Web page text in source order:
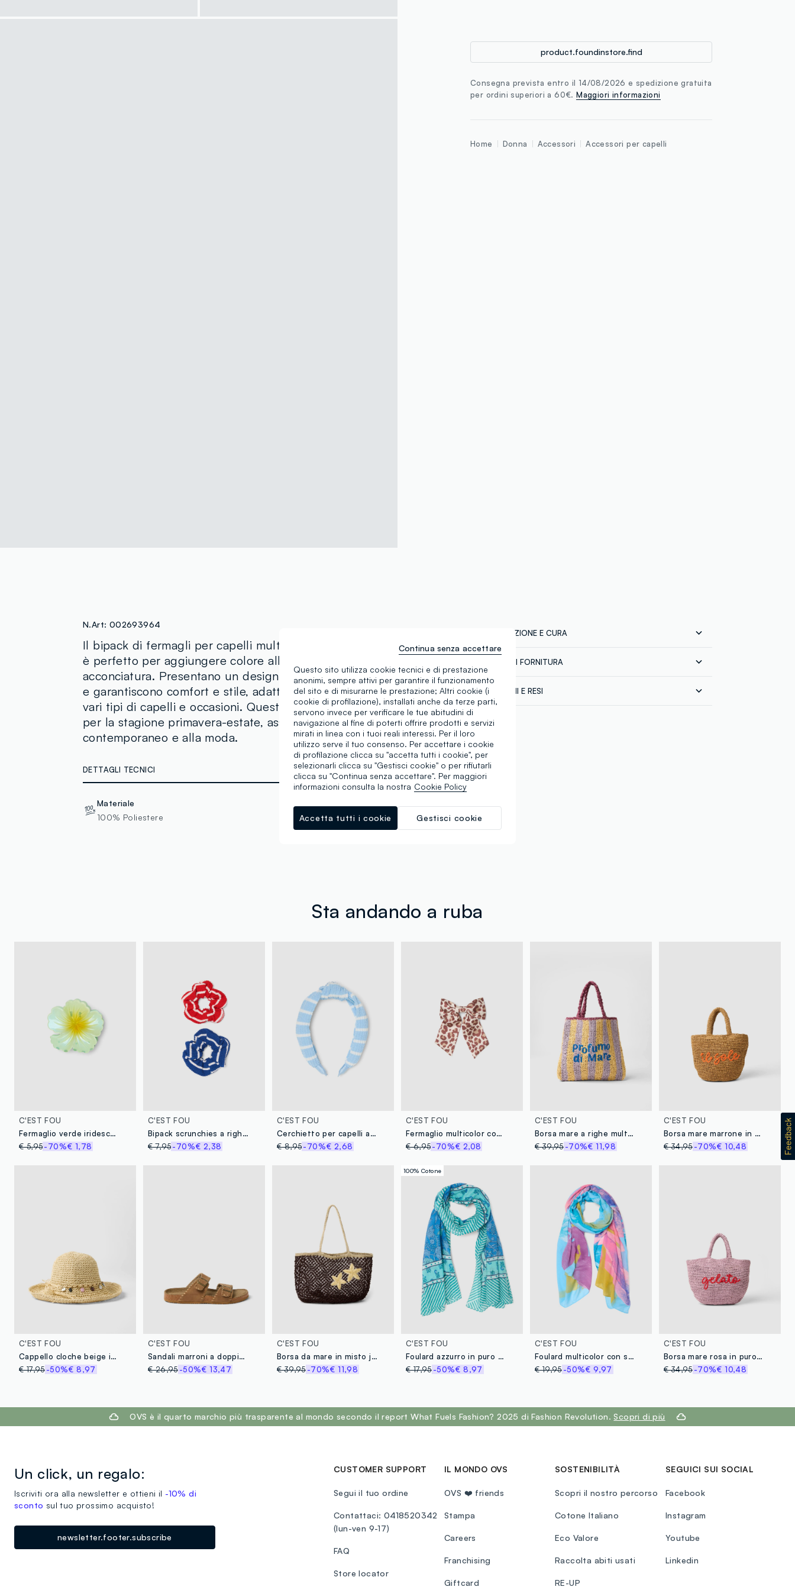
product.foundinstore.find
Consegna prevista entro il 14/08/2026 e spedizione gratuita
per ordini superiori a 60€.Maggiori informazioni
Home Donna Accessori Accessori per capelli
N.Art: 002693964
Il bipack di fermagli per capelli multicolor della linea OVS
è perfetto per aggiungere colore alla propria
acconciatura. Presentano un design semplice e versatile
e garantiscono comfort e stile, adattandosi facilmente a
vari tipi di capelli e occasioni. Questi fermagli, perfetti
per la stagione primavera-estate, assicurano uno stile
contemporaneo e alla moda.
DETTAGLI TECNICI
Materiale
100% Poliestere
COMPOSIZIONE E CURA
Composizione: 100% POLIESTERE
CATENA DI FORNITURA
Fornitore di prodotto finito
RIGHT MADE FASHION ACCESSORIES
SPEDIZIONI E RESI
€60. Restituisci gratuitamente i tuoi prodotti sia con il
tuoi prodotti in negozio, il servizio è sempre gratuito.
Sta andando a ruba
C'EST FOU
Fermaglio verde iridescente a forma a fiore
€ 5,95-70%€ 1,78
C'EST FOU
Bipack scrunchies a righe multicolor
€ 7,95-70%€ 2,38
C'EST FOU
Cerchietto per capelli a righe multicolor
€ 8,95-70%€ 2,68
C'EST FOU
Fermaglio multicolor con stampa animalier
€ 6,95-70%€ 2,08
C'EST FOU
Borsa mare a righe multicolor in puro tessuto carta con scritta
€ 39,95-70%€ 11,98
C'EST FOU
Borsa mare marrone in puro tessuto carta
€ 34,95-70%€ 10,48
C'EST FOU
Cappello cloche beige in puro tessuto carta con pietre
€ 17,95-50%€ 8,97
C'EST FOU
Sandali marroni a doppia fascia con fibbie
€ 26,95-50%€ 13,47
C'EST FOU
Borsa da mare in misto juta a rete traforata multicolor
€ 39,95-70%€ 11,98
100% Cotone
C'EST FOU
Foulard azzurro in puro cotone con fantasia floreale
€ 17,95-50%€ 8,97
C'EST FOU
Foulard multicolor con stampa floreale
€ 19,95-50%€ 9,97
C'EST FOU
Borsa mare rosa in puro tessuto carta
€ 34,95-70%€ 10,48
OVS è il quarto marchio più trasparente al mondo secondo il report What Fuels Fashion? 2025 di Fashion Revolution. Scopri di più
Un click, un regalo:
Iscriviti ora alla newsletter e ottieni il -10% di
sconto sul tuo prossimo acquisto!
newsletter.footer.subscribe
CUSTOMER SUPPORT
Segui il tuo ordine
Contattaci: 0418520342
(lun-ven 9-17)
FAQ
Store locator
IL MONDO OVS
OVS ❤️ friends
Stampa
Careers
Franchising
Giftcard
SOSTENIBILITÀ
Scopri il nostro percorso
Cotone Italiano
Eco Valore
Raccolta abiti usati
RE-UP
SEGUICI SUI SOCIAL
Facebook
Instagram
Youtube
Linkedin
Questo sito utilizza cookie tecnici e di prestazione
anonimi, sempre attivi per garantire il funzionamento
del sito e di misurarne le prestazione; Altri cookie (i
cookie di profilazione), installati anche da terze parti,
servono invece per verificare le tue abitudini di
navigazione al fine di poterti offrire prodotti e servizi
mirati in linea con i tuoi reali interessi. Per il loro
utilizzo serve il tuo consenso. Per accettare i cookie
di profilazione clicca su "accetta tutti i cookie", per
selezionarli clicca su "Gestisci cookie" o per rifiutarli
clicca su "Continua senza accettare". Per maggiori
informazioni consulta la nostra Cookie Policy
Gestisci cookie
Accetta tutti i cookie
Continua senza accettare